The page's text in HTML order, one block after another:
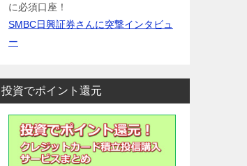
に必須口座！
SMBC日興証券さんに突撃インタビュ
ー
投資でポイント還元